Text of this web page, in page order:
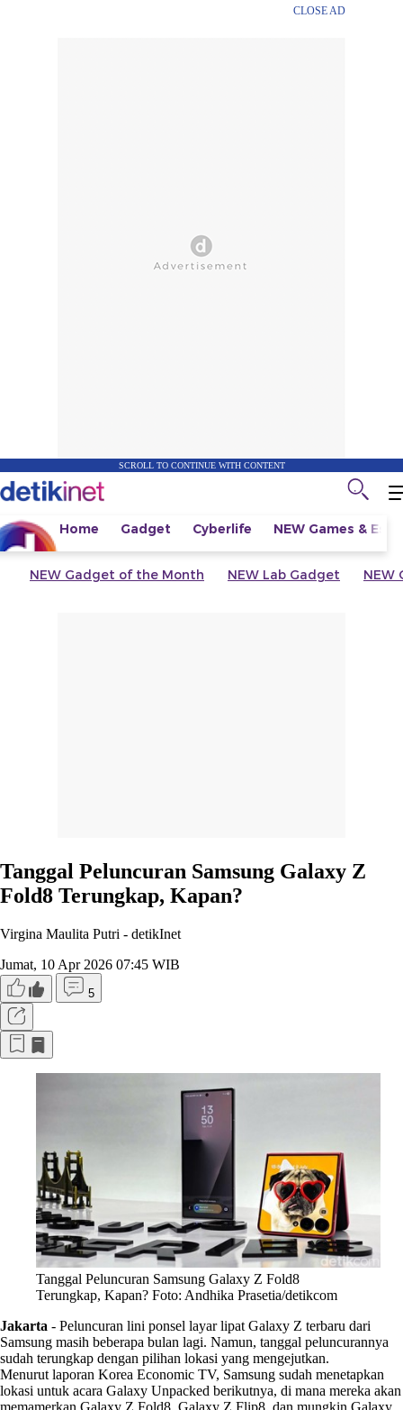
CLOSE AD
SCROLL TO CONTINUE WITH CONTENT
Home Gadget Cyberlife NEW Games &
NEW Gadget of the Month NEW Lab Gadget NEW
Tanggal Peluncuran Samsung Galaxy Z
Fold8 Terungkap, Kapan?
Virgina Maulita Putri - detikInet
Jumat, 10 Apr 2026 07:45 WIB
5
Tanggal Peluncuran Samsung Galaxy Z Fold8
Terungkap, Kapan? Foto: Andhika Prasetia/detikcom
Jakarta - Peluncuran lini ponsel layar lipat Galaxy Z terbaru dari
Samsung masih beberapa bulan lagi. Namun, tanggal peluncurannya
sudah terungkap dengan pilihan lokasi yang mengejutkan.
Menurut laporan Korea Economic TV, Samsung sudah menetapkan
lokasi untuk acara Galaxy Unpacked berikutnya, di mana mereka akan
memamerkan Galaxy Z Fold8, Galaxy Z Flip8, dan mungkin Galaxy